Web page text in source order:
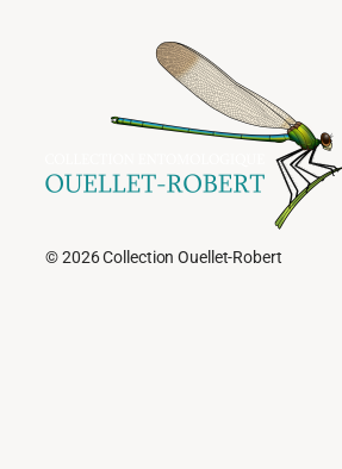
© 2026 Collection Ouellet-Robert